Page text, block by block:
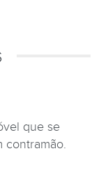
que se
contramão.